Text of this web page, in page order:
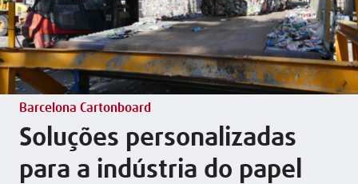
Barcelona Cartonboard
Soluções personalizadas
para a indústria do papel